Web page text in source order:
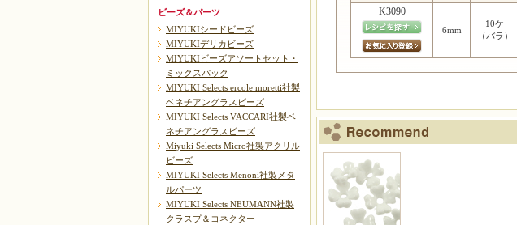
K3090
6mm
10ケ
（バラ）
ビーズ＆パーツ
MIYUKIシードビーズ
MIYUKIデリカビーズ
MIYUKIビーズアソートセット・
ミックスパック
MIYUKI Selects ercole moretti社製
ベネチアングラスビーズ
MIYUKI Selects VACCARI社製ベ
ネチアングラスビーズ
Miyuki Selects Micro社製アクリル
ビーズ
MIYUKI Selects Menoni社製メタ
ルパーツ
MIYUKI Selects NEUMANN社製
クラスプ＆コネクター